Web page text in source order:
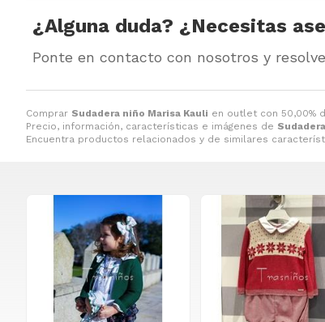
Comprar Sudadera niño Marisa Kauli en outlet con 50,00%
Precio, información, características e imágenes de
Encuentra productos relacionados y de similares
¿Alguna duda? ¿Necesitas
Ponte en contacto con nosotros y